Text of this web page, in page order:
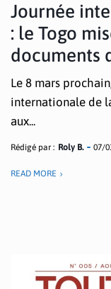
Journée
: le Togo
documents
Le 8 mars
internationale de
aux...
Rédigé par : Roly B. 07/
READ MORE